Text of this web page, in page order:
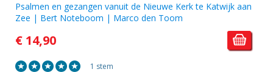
Psalmen en gezangen vanuit de Nieuwe Kerk te Katwijk aan
Zee | Bert Noteboom | Marco den Toom
€ 14,90
1 stem